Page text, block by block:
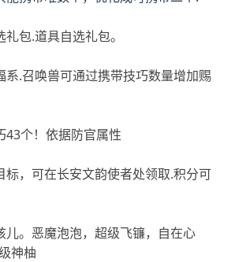
包.道具自选礼包。
系.召唤兽可通过携带技巧数量增加赐
43个！依据防官属性
标，可在长安文韵使者处领取.积分可
儿。恶魔泡泡，超级飞镰，自在心
神柚